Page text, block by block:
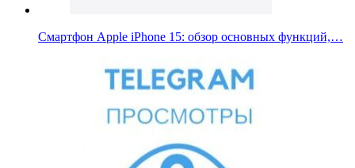
Смартфон Apple iPhone 15: обзор основных функций,…